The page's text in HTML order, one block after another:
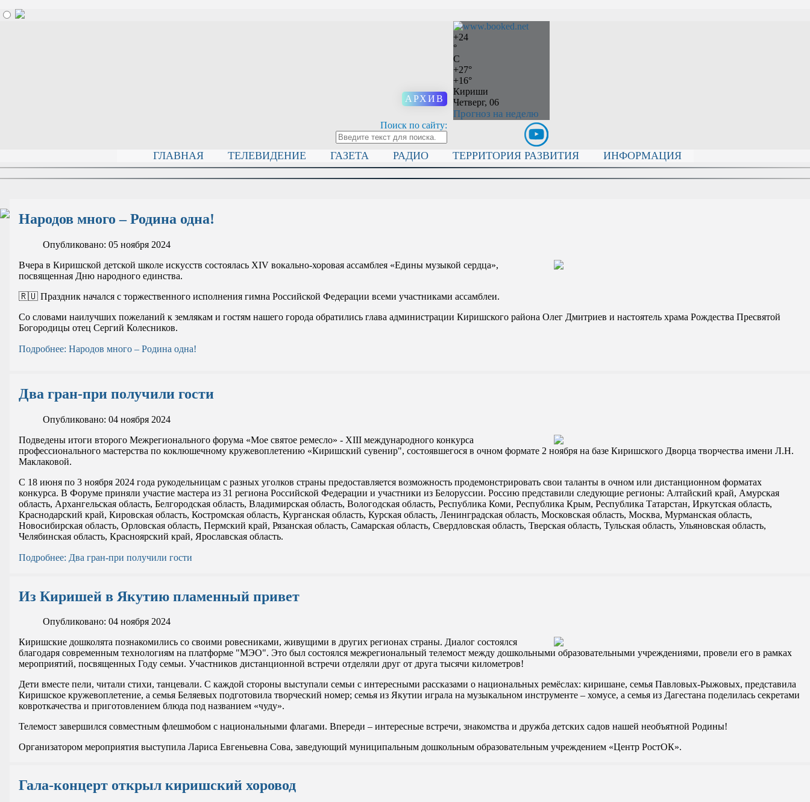
АРХИВ
Поиск по сайту:
+24
°
C
+27°
+16°
Кириши
Четверг, 06
Прогноз на неделю
ГЛАВНАЯ ТЕЛЕВИДЕНИЕ ГАЗЕТА РАДИО ТЕРРИТОРИЯ РАЗВИТИЯ ИНФОРМАЦИЯ
Народов много – Родина одна!
Опубликовано: 05 ноября 2024
Вчера в Киришской детской школе искусств состоялась XIV вокально-хоровая ассамблея «Едины музыкой сердца»,
посвященная Дню народного единства.
🇷🇺 Праздник начался с торжественного исполнения гимна Российской Федерации всеми участниками ассамблеи.
Со словами наилучших пожеланий к землякам и гостям нашего города обратились глава администрации Киришского района Олег Дмитриев и настоятель храма Рождества Пресвятой
Богородицы отец Сергий Колесников.
Подробнее: Народов много – Родина одна!
Два гран-при получили гости
Опубликовано: 04 ноября 2024
Подведены итоги второго Межрегионального форума «Мое святое ремесло» - XIII международного конкурса
профессионального мастерства по коклюшечному кружевоплетению «Киришский сувенир", состоявшегося в очном формате 2 ноября на базе Киришского Дворца творчества имени Л.Н.
Маклаковой.
С 18 июня по 3 ноября 2024 года рукодельницам с разных уголков страны предоставляется возможность продемонстрировать свои таланты в очном или дистанционном форматах
конкурса. В Форуме приняли участие мастера из 31 региона Российской Федерации и участники из Белоруссии. Россию представили следующие регионы: Алтайский край, Амурская
область, Архангельская область, Белгородская область, Владимирская область, Вологодская область, Республика Коми, Республика Крым, Республика Татарстан, Иркутская область,
Краснодарский край, Кировская область, Костромская область, Курганская область, Курская область, Ленинградская область, Московская область, Москва, Мурманская область,
Новосибирская область, Орловская область, Пермский край, Рязанская область, Самарская область, Свердловская область, Тверская область, Тульская область, Ульяновская область,
Челябинская область, Красноярский край, Ярославская область.
Подробнее: Два гран-при получили гости
Из Киришей в Якутию пламенный привет
Опубликовано: 04 ноября 2024
Киришские дошколята познакомились со своими ровесниками, живущими в других регионах страны. Диалог состоялся
благодаря современным технологиям на платформе "МЭО". Это был состоялся межрегиональный телемост между дошкольными образовательными учреждениями, провели его в рамках
мероприятий, посвященных Году семьи. Участников дистанционной встречи отделяли друг от друга тысячи километров!
Дети вместе пели, читали стихи, танцевали. С каждой стороны выступали семьи с интересными рассказами о национальных ремёслах: киришане, семья Павловых-Рыжовых, представила
Киришское кружевоплетение, а семья Беляевых подготовила творческий номер; семья из Якутии играла на музыкальном инструменте – хомусе, а семья из Дагестана поделилась секретами
ковроткачества и приготовлением блюда под названием «чуду».
Телемост завершился совместным флешмобом с национальными флагами. Впереди – интересные встречи, знакомства и дружба детских садов нашей необъятной Родины!
Организатором мероприятия выступила Лариса Евгеньевна Сова, заведующий муниципальным дошкольным образовательным учреждением «Центр РостОК».
Гала-концерт открыл киришский хоровод